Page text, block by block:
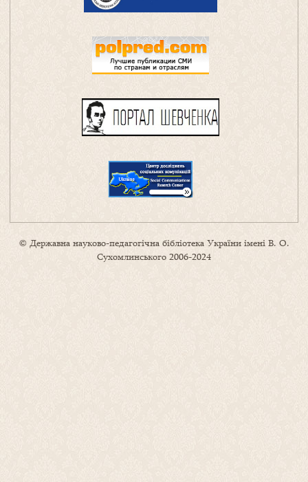
© Державна науково-педагогічна бібліотека України імені В. О.
Сухомлинського 2006-2024